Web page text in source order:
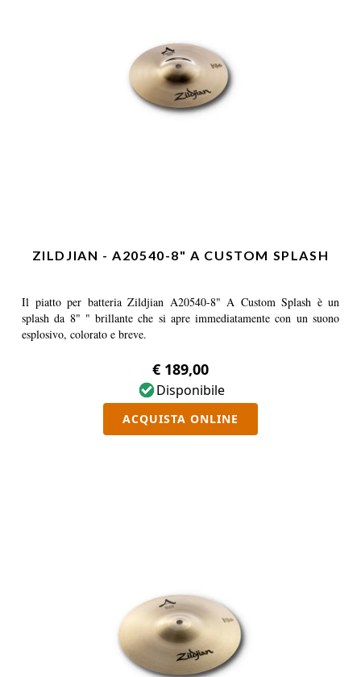
ZILDJIAN - A20540-8" A CUSTOM SPLASH
Il piatto per batteria Zildjian A20540-8" A Custom Splash è un
splash da 8" " brillante che si apre immediatamente con un suono
esplosivo, colorato e breve.
€ 189,00
Disponibile
ACQUISTA ONLINE